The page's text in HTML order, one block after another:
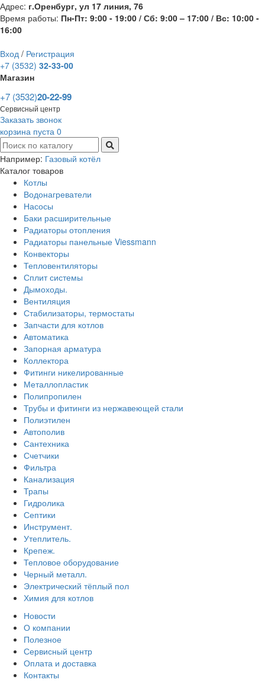
Адрес: г.Оренбург, ул 17 линия, 76
Время работы: Пн-Пт: 9:00 - 19:00 / Сб: 9:00 – 17:00 / Вс: 10:00 -
16:00
Вход / Регистрация
+7 (3532) 32-33-00
Магазин
+7 (3532)20-22-99
Сервисный центр
Заказать звонок
корзина пуста 0
Например: Газовый котёл
Каталог товаров
Котлы
Водонагреватели
Насосы
Баки расширительные
Радиаторы отопления
Радиаторы панельные Viessmann
Конвекторы
Тепловентиляторы
Сплит системы
Дымоходы.
Вентиляция
Стабилизаторы, термостаты
Запчасти для котлов
Автоматика
Запорная арматура
Коллектора
Фитинги никелированные
Металлопластик
Полипропилен
Трубы и фитинги из нержавеющей стали
Полиэтилен
Автополив
Сантехника
Счетчики
Фильтра
Канализация
Трапы
Гидролика
Септики
Инструмент.
Утеплитель.
Крепеж.
Тепловое оборудование
Черный металл.
Электрический тёплый пол
Химия для котлов
Новости
О компании
Полезное
Сервисный центр
Оплата и доставка
Контакты